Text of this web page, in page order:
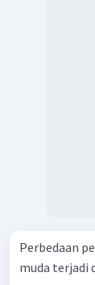
Perbedaan
muda terjadi